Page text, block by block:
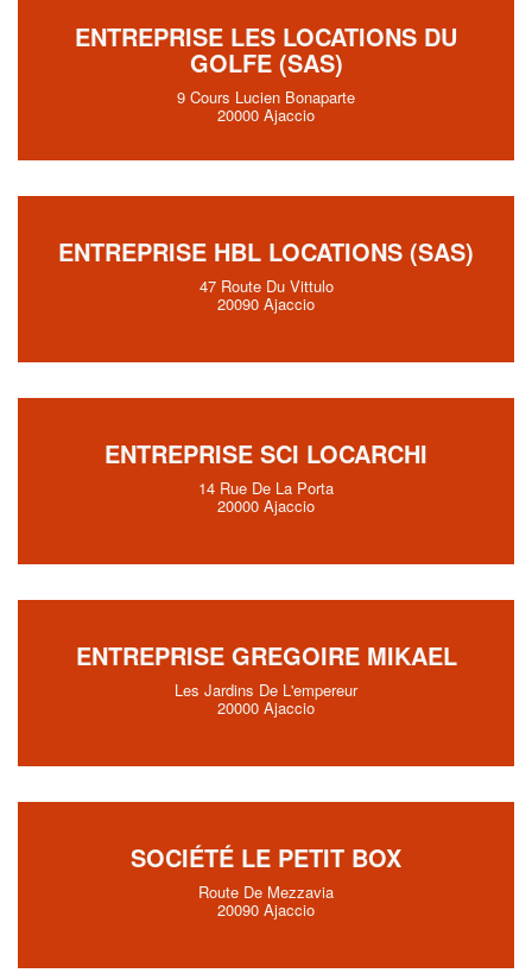
ENTREPRISE LES LOCATIONS DU
GOLFE (SAS)
9 Cours Lucien Bonaparte
20000 Ajaccio
ENTREPRISE HBL LOCATIONS (SAS)
47 Route Du Vittulo
20090 Ajaccio
ENTREPRISE SCI LOCARCHI
14 Rue De La Porta
20000 Ajaccio
ENTREPRISE GREGOIRE MIKAEL
Les Jardins De L'empereur
20000 Ajaccio
SOCIÉTÉ LE PETIT BOX
Route De Mezzavia
20090 Ajaccio